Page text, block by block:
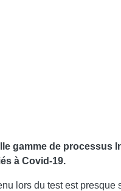
gamme de processus
à Covid-19.
lors du test est